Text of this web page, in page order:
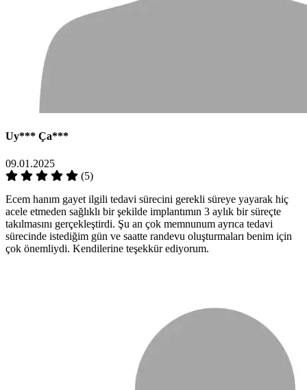
Uy*** Ça***
09.01.2025
(5)
Ecem hanım gayet ilgili tedavi sürecini gerekli süreye yayarak hiç
acele etmeden sağlıklı bir şekilde implantımın 3 aylık bir süreçte
takılmasını gerçekleştirdi. Şu an çok memnunum ayrıca tedavi
sürecinde istediğim gün ve saatte randevu oluşturmaları benim için
çok önemliydi. Kendilerine teşekkür ediyorum.